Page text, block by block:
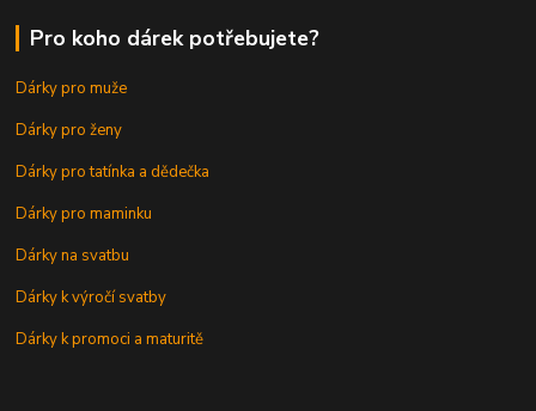
Pro koho dárek potřebujete?
Dárky pro muže
Dárky pro ženy
Dárky pro tatínka a dědečka
Dárky pro maminku
Dárky na svatbu
Dárky k výročí svatby
Dárky k promoci a maturitě